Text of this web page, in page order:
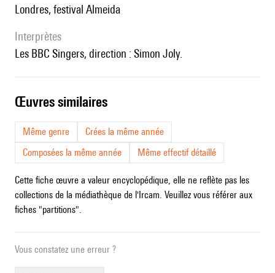
Londres, festival Almeida
interprètes
les BBC Singers, direction : Simon Joly.
œuvres similaires
Même genre
Crées la même année
Composées la même année
Même effectif détaillé
Cette fiche œuvre a valeur encyclopédique, elle ne reflète pas les
collections de la médiathèque de l'Ircam. Veuillez vous référer aux
fiches "partitions".
Vous constatez une erreur ?